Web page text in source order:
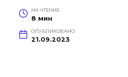
НА ЧТЕНИЕ
8 мин
ОПУБЛИКОВАНО
21.09.2023